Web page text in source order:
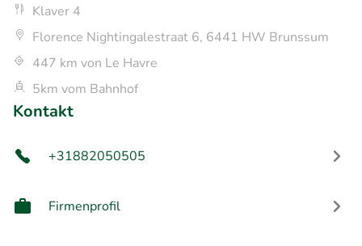
Klaver 4
Florence Nightingalestraat 6, 6441 HW Brunssum
447 km von Le Havre
5km vom Bahnhof
Kontakt
+31882050505
Firmenprofil